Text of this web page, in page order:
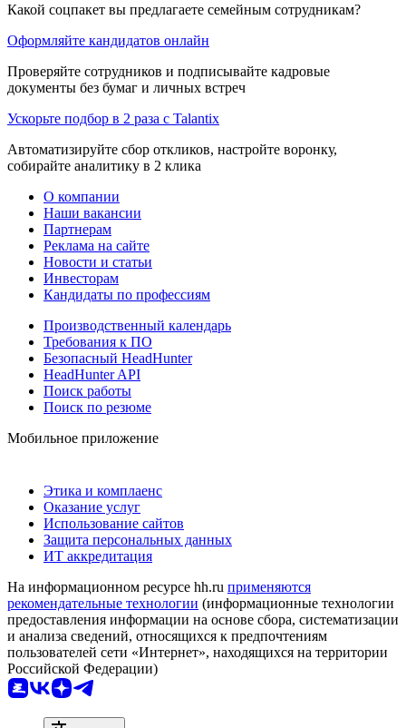
Какой соцпакет вы предлагаете семейным сотрудникам?
Оформляйте кандидатов онлайн
Проверяйте сотрудников и подписывайте кадровые
документы без бумаг и личных встреч
Ускорьте подбор в 2 раза с Talantix
Автоматизируйте сбор откликов, настройте воронку,
собирайте аналитику в 2 клика
О компании
Наши вакансии
Партнерам
Реклама на сайте
Новости и статьи
Инвесторам
Кандидаты по профессиям
Производственный календарь
Требования к ПО
Безопасный HeadHunter
HeadHunter API
Поиск работы
Поиск по резюме
Мобильное приложение
Этика и комплаенс
Оказание услуг
Использование сайтов
Защита персональных данных
ИТ аккредитация
На информационном ресурсе hh.ru применяются
рекомендательные технологии (информационные технологии
предоставления информации на основе сбора, систематизации
и анализа сведений, относящихся к предпочтениям
пользователей сети «Интернет», находящихся на территории
Российской Федерации)